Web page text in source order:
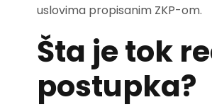
uslovima propisanim ZKP-om.
Šta je tok
postupka?